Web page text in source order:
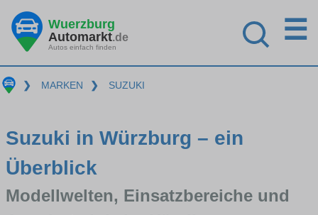
Wuerzburg
Automarkt.de
Autos einfach finden
☰
❯ MARKEN ❯ SUZUKI
Suzuki in Würzburg – ein
Überblick
Modellwelten, Einsatzbereiche und